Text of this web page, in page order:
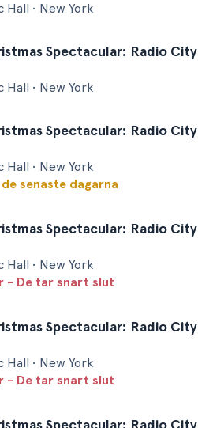
Hall • New York
Spectacular: Radio City
Hall • New York
Spectacular: Radio City
Hall • New York
senaste dagarna
Spectacular: Radio City
Hall • New York
- De tar snart slut
Spectacular: Radio City
Hall • New York
- De tar snart slut
Spectacular: Radio City